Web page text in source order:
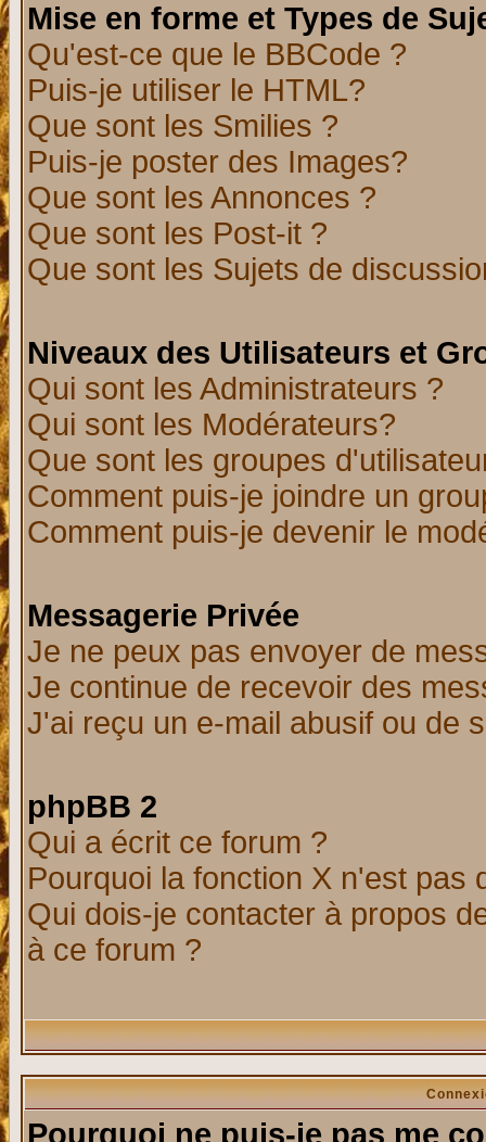
Mise en forme et Types de
Qu'est-ce que le BBCode ?
Puis-je utiliser le HTML?
Que sont les Smilies ?
Puis-je poster des Images?
Que sont les Annonces ?
Que sont les Post-it ?
Que sont les Sujets de
Niveaux des Utilisateurs et
Qui sont les Administrateurs ?
Qui sont les Modérateurs?
Que sont les groupes
Comment puis-je joindre un
Comment puis-je devenir le
Messagerie Privée
Je ne peux pas envoyer de
Je continue de recevoir des
J'ai reçu un e-mail abusif ou de
phpBB 2
Qui a écrit ce forum ?
Pourquoi la fonction X n'est pas
Qui dois-je contacter à propos
à ce forum ?
Pourquoi ne puis-je pas me